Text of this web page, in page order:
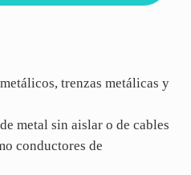
trenzas metálicas y
metal sin aislar o de cables
conductores de